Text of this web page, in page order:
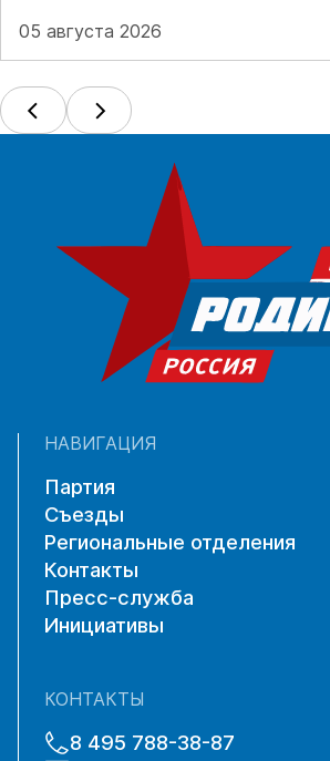
05 августа 2026
НАВИГАЦИЯ
Партия
Съезды
Региональные отделения
Контакты
Пресс-служба
Инициативы
КОНТАКТЫ
8 495 788-38-87